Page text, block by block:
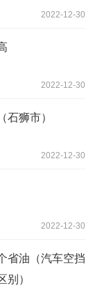
2022-12-30
2022-12-30
石狮市）
2022-12-30
2022-12-30
省油（汽车空挡
别）